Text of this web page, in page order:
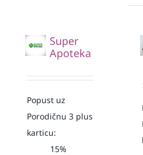
Super
Apoteka
Popust uz
Porodičnu 3 plus
karticu:
15%